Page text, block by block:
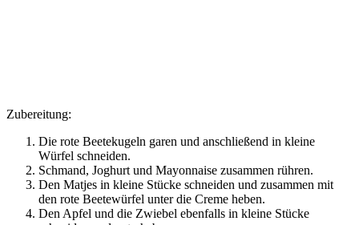
Zubereitung:
Die rote Beetekugeln garen und anschließend in kleine
Würfel schneiden.
Schmand, Joghurt und Mayonnaise zusammen rühren.
Den Matjes in kleine Stücke schneiden und zusammen mit
den rote Beetewürfel unter die Creme heben.
Den Apfel und die Zwiebel ebenfalls in kleine Stücke